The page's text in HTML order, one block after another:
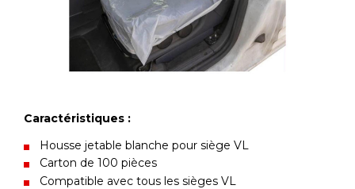
Caractéristiques :
Housse jetable blanche pour siège VL
Carton de 100 pièces
Compatible avec tous les sièges VL